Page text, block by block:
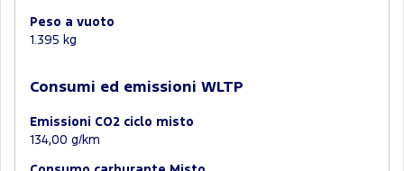
Peso a vuoto
1.395 kg
Consumi ed emissioni WLTP
Emissioni CO2 ciclo misto
134,00 g/km